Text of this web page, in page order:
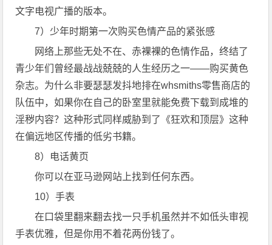
文字电视广播的版本。
7）少年时期第一次购买色情产品的紧张感
网络上那些无处不在、赤裸裸的色情作品，终结了
青少年们曾经最战战兢兢的人生经历之一——购买黄色
杂志。为什么非要瑟瑟发抖地排在whsmiths零售商店的
队伍中，如果你在自己的卧室里就能免费下载到成堆的
淫秽内容？这种形式同样威胁到了《狂欢和顶层》这种
在偏远地区传播的低劣书籍。
8）电话黄页
你可以在亚马逊网站上找到任何东西。
10）手表
在口袋里翻来翻去找一只手机虽然并不如低头审视
手表优雅，但是你用不着花两份钱了。